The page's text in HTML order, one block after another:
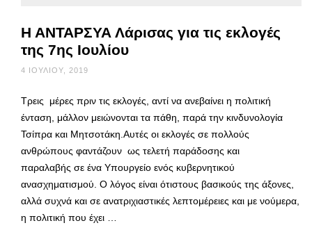
Η ΑΝΤΑΡΣΥΑ Λάρισας για τις εκλογές
της 7ης Ιουλίου
4 ΙΟΥΛΊΟΥ, 2019
Τρεις μέρες πριν τις εκλογές, αντί να ανεβαίνει η πολιτική
ένταση, μάλλον μειώνονται τα πάθη, παρά την κινδυνολογία
Τσίπρα και Μητσοτάκη.Αυτές οι εκλογές σε πολλούς
ανθρώπους φαντάζουν ως τελετή παράδοσης και
παραλαβής σε ένα Υπουργείο ενός κυβερνητικού
ανασχηματισμού. Ο λόγος είναι ότιστους βασικούς της άξονες,
αλλά συχνά και σε ανατριχιαστικές λεπτομέρειες και με νούμερα,
η πολιτική που έχει …